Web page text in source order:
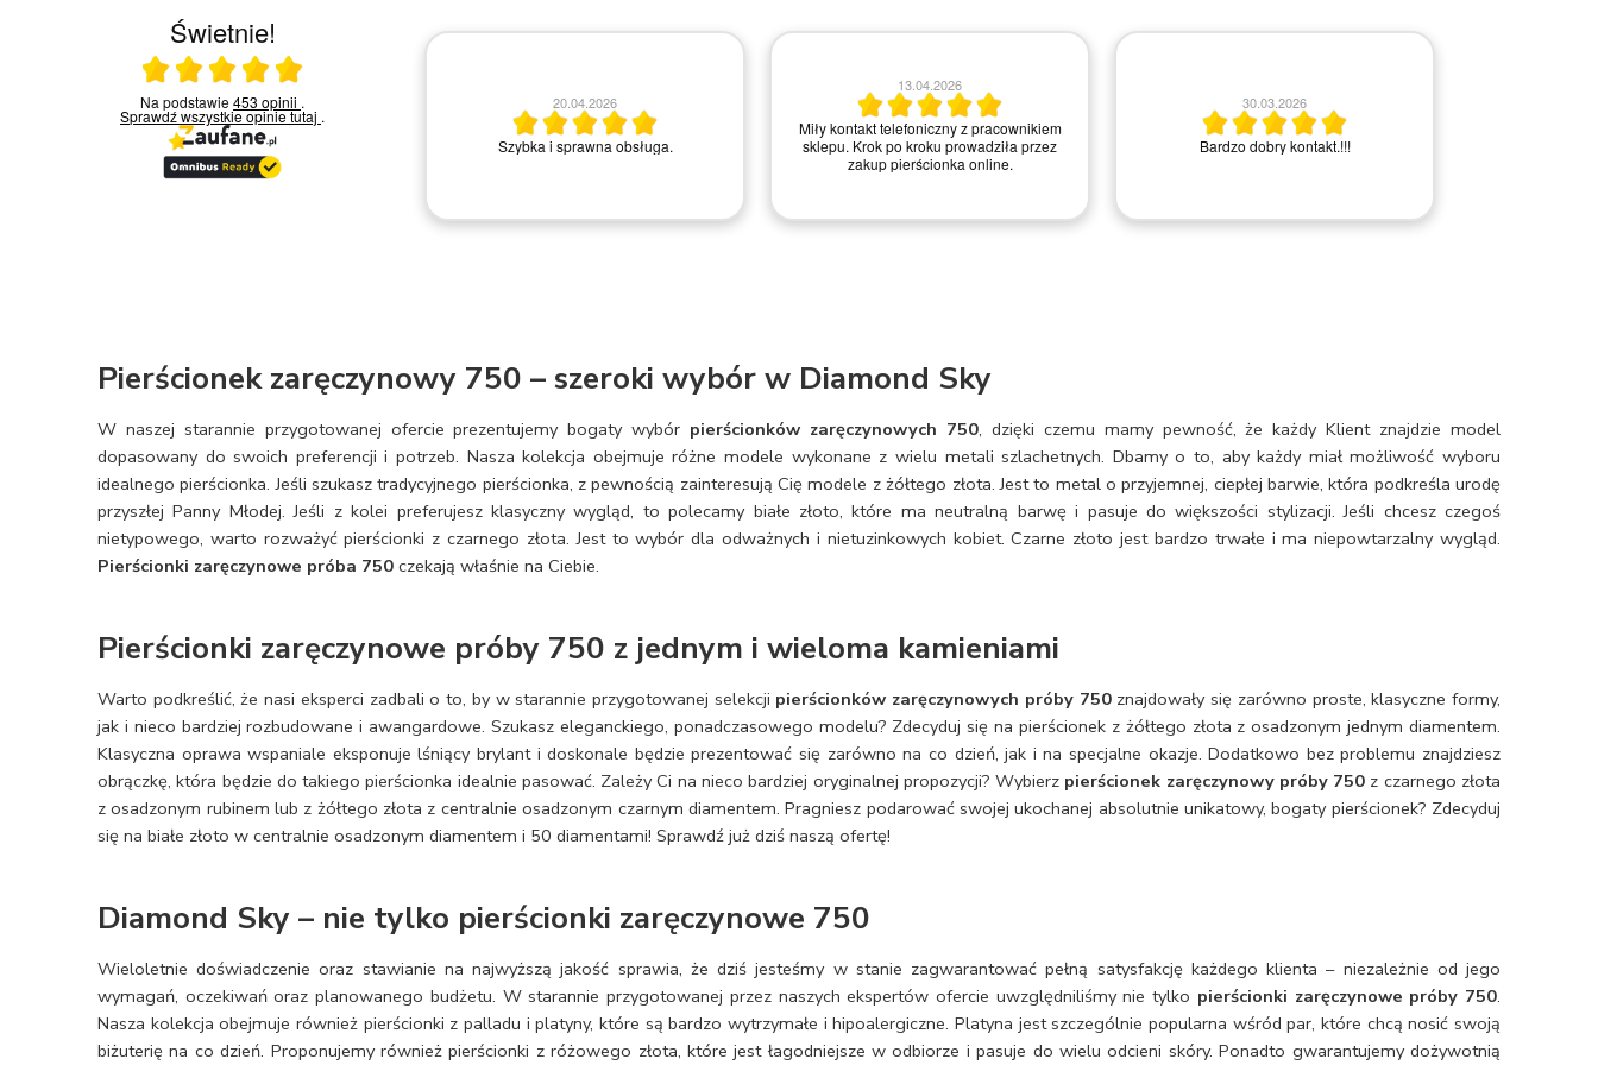
Świetnie!
Ocena średnia 5 na 5
Na podstawie453 opinii .
Sprawdź wszystkie opinietutaj .
30.04.2026
Fantastyczny salon - polecam
Dariusz U.
20.04.2026
Szybka i sprawna obsługa.
13.04.2026
Miły kontakt telefoniczny z pracownikiem
sklepu. Krok po kroku prowadziła przez
zakup pierścionka online.
30.03.2026
Bardzo dobry kontakt.!!!
Pierścionek zaręczynowy 750 – szeroki wybór w Diamond Sky
W naszej starannie przygotowanej ofercie prezentujemy bogaty wybór pierścionków zaręczynowych 750, dzięki czemu mamy pewność, że każdy Klient znajdzie model
dopasowany do swoich preferencji i potrzeb. Nasza kolekcja obejmuje różne modele wykonane z wielu metali szlachetnych. Dbamy o to, aby każdy miał możliwość wyboru
idealnego pierścionka. Jeśli szukasz tradycyjnego pierścionka, z pewnością zainteresują Cię modele z żółtego złota. Jest to metal o przyjemnej, ciepłej barwie, która podkreśla urodę
przyszłej Panny Młodej. Jeśli z kolei preferujesz klasyczny wygląd, to polecamy białe złoto, które ma neutralną barwę i pasuje do większości stylizacji. Jeśli chcesz czegoś
nietypowego, warto rozważyć pierścionki z czarnego złota. Jest to wybór dla odważnych i nietuzinkowych kobiet. Czarne złoto jest bardzo trwałe i ma niepowtarzalny wygląd.
Pierścionki zaręczynowe próba 750 czekają właśnie na Ciebie.
Pierścionki zaręczynowe próby 750 z jednym i wieloma kamieniami
Warto podkreślić, że nasi eksperci zadbali o to, by w starannie przygotowanej selekcji pierścionków zaręczynowych próby 750znajdowały się zarówno proste, klasyczne formy,
jak i nieco bardziej rozbudowane i awangardowe. Szukasz eleganckiego, ponadczasowego modelu? Zdecyduj się na pierścionek z żółtego złota z osadzonym jednym diamentem.
Klasyczna oprawa wspaniale eksponuje lśniący brylant i doskonale będzie prezentować się zarówno na co dzień, jak i na specjalne okazje. Dodatkowo bez problemu znajdziesz
obrączkę, która będzie do takiego pierścionka idealnie pasować. Zależy Ci na nieco bardziej oryginalnej propozycji? Wybierz pierścionek zaręczynowy próby 750 z czarnego złota
z osadzonym rubinem lub z żółtego złota z centralnie osadzonym czarnym diamentem. Pragniesz podarować swojej ukochanej absolutnie unikatowy, bogaty pierścionek? Zdecyduj
się na białe złoto w centralnie osadzonym diamentem i 50 diamentami! Sprawdź już dziś naszą ofertę!
Diamond Sky – nie tylko pierścionki zaręczynowe 750
Wieloletnie doświadczenie oraz stawianie na najwyższą jakość sprawia, że dziś jesteśmy w stanie zagwarantować pełną satysfakcję każdego klienta – niezależnie od jego
wymagań, oczekiwań oraz planowanego budżetu. W starannie przygotowanej przez naszych ekspertów ofercie uwzględniliśmy nie tylko pierścionki zaręczynowe próby 750.
Nasza kolekcja obejmuje również pierścionki z palladu i platyny, które są bardzo wytrzymałe i hipoalergiczne. Platyna jest szczególnie popularna wśród par, które chcą nosić swoją
biżuterię na co dzień. Proponujemy również pierścionki z różowego złota, które jest łagodniejsze w odbiorze i pasuje do wielu odcieni skóry. Ponadto gwarantujemy dożywotnią